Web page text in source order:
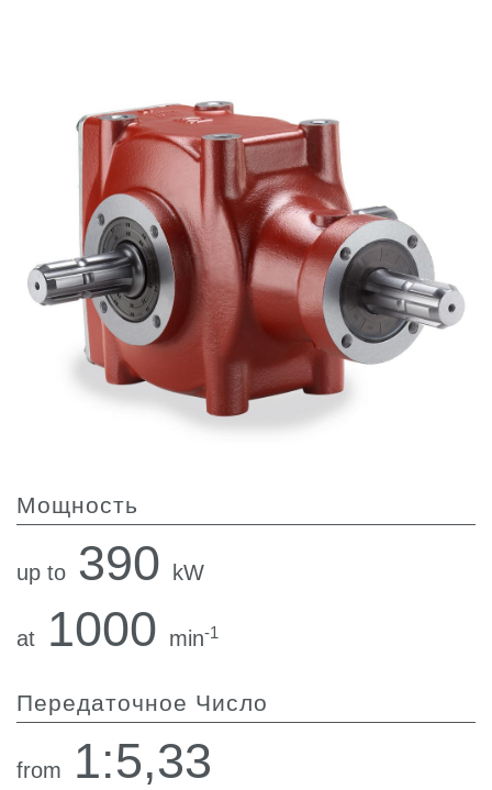
Двигатели с Планетарным редуктором для Bondioli &
Pavesi
Соединительные системы
Система управления
Интегрированные гидравлические блоки
Распределители
Картридж клапаны
Клапаны гидравлических линий
Элементы сервоконтроля
Электронные компоненты системы управления
Мощность
up to 390 kW
at 1000 min-1
Передаточное Число
from 1:5,33